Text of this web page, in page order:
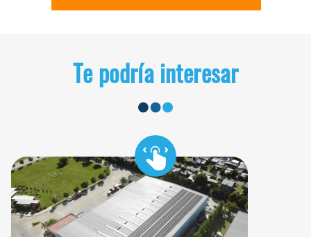
Te podría interesar